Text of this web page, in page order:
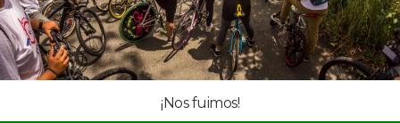
¡Nos fuimos!